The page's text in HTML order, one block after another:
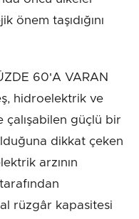
önem taşıdığını
60'A VARAN
hidroelektrik ve
güçlü bir
dikkat çeken
arzının
rüzgâr kapasitesi